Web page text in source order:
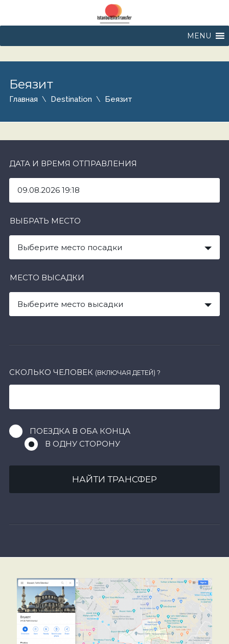
MENU
Беязит
Главная Destination Беязит
ДАТА И ВРЕМЯ ОТПРАВЛЕНИЯ
ВЫБРАТЬ МЕСТО
Выберите место посадки
МЕСТО ВЫСАДКИ
Выберите место высадки
СКОЛЬКО ЧЕЛОВЕК (ВКЛЮЧАЯ ДЕТЕЙ) ?
ПОЕЗДКА В ОБА КОНЦА
В ОДНУ СТОРОНУ
НАЙТИ ТРАНСФЕР